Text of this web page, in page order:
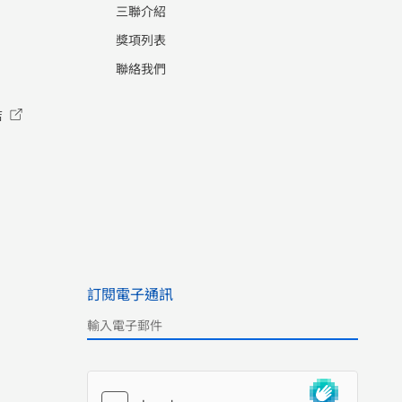
三聯介紹
獎項列表
聯絡我們
訂閱電子通訊